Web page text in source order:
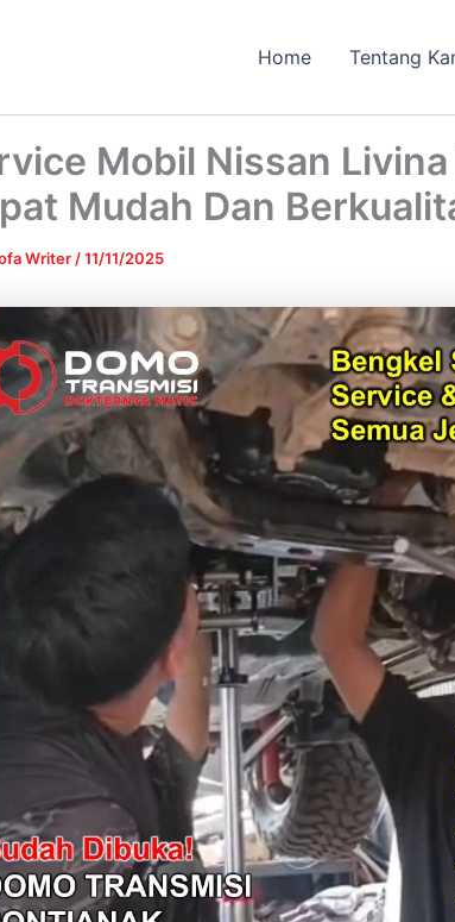
Home Tentang
Mobil Nissan
Mudah Dan
Writer /11/11/2025